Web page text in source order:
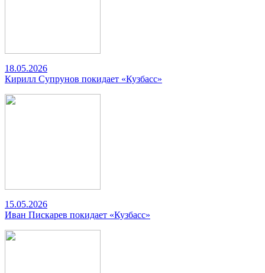
18.05.2026
Кирилл Супрунов покидает «Кузбасс»
15.05.2026
Иван Пискарев покидает «Кузбасс»